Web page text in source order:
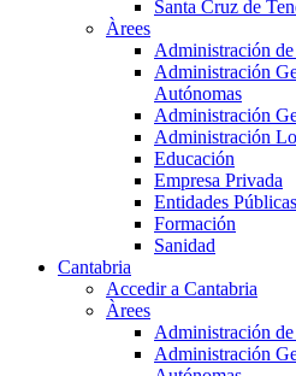
Santa Cruz de
Àrees
Administración de
Administración
Autónomas
Administración
Administración
Educación
Empresa Privada
Entidades
Formación
Sanidad
Cantabria
Accedir a Cantabria
Àrees
Administración de
Administración